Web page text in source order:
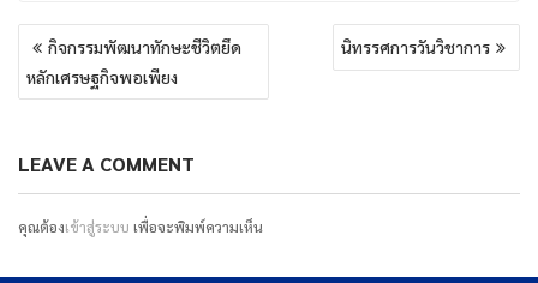
แนะแนว
เรื่องกิจกรรมพัฒนาทักษะชีวิตยึด
หลักเศรษฐกิจพอเพียง
นิทรรศการวันวิชาการ
LEAVE A COMMENT
คุณต้องเข้าสู่ระบบ เพื่อจะพิมพ์ความเห็น